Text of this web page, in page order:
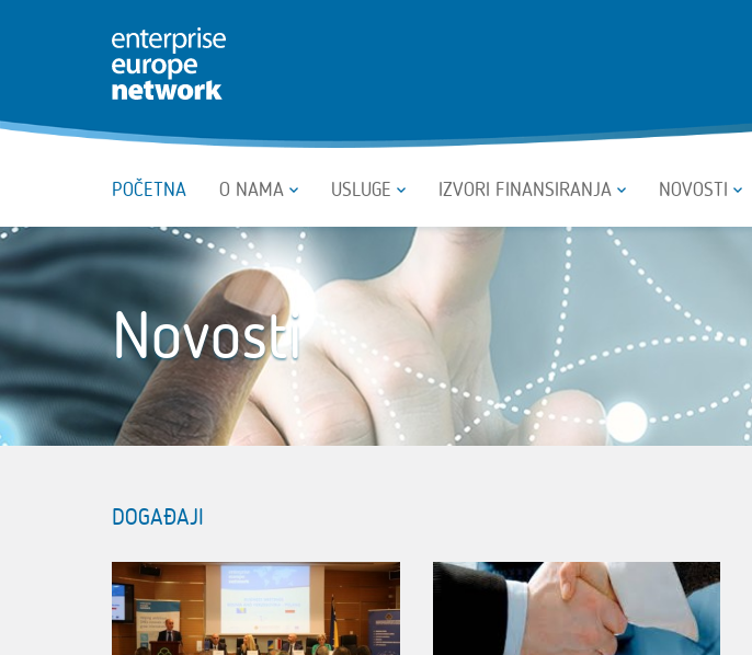
POČETNA O NAMA USLUGE IZVORI FINANSIRANJA NOVOSTI
Novosti
DOGAĐAJI